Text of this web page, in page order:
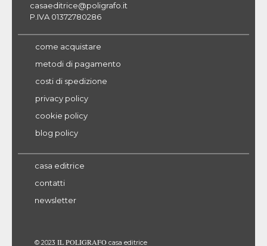
casaeditrice@poligrafo.it
P.IVA 01372780286
come acquistare
metodi di pagamento
costi di spedizione
privacy policy
cookie policy
blog policy
casa editrice
contatti
newsletter
© 2023 IL POLIGRAFO casa editrice